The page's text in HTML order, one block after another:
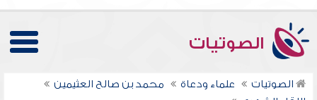
الصوتيات
الصوتيات علماء ودعاة
محمد بن صالح العثيمين